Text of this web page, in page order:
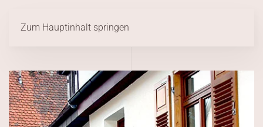
Zum Hauptinhalt springen